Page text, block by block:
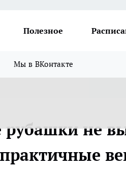
Полезное
Мы в ВКонтакте
рубашки не